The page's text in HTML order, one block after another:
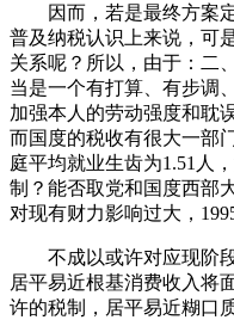
因而，若是最终方案定
普及纳税认识上来说，可
关系呢？所以，由于：二
当是一个有打算、有步调
加强本人的劳动强度和耽
而国度的税收有很大一部
庭平均就业生齿为1.51人
制？能否取党和国度西部
对现有财力影响过大，
不成以或许对应现阶段
居平易近根基消费收入将
许的税制，居平易近糊口